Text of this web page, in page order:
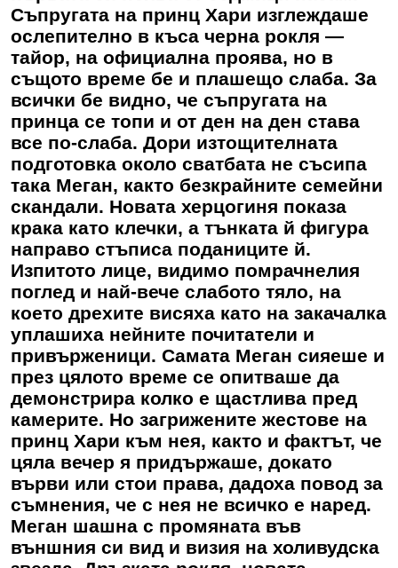
Съпругата на принц Хари изглеждаше
ослепително в къса черна рокля —
тайор, на официална проява, но в
същото време бе и плашещо слаба. За
всички бе видно, че съпругата на
принца се топи и от ден на ден става
все по-слаба. Дори изтощителната
подготовка около сватбата не съсипа
така Меган, както безкрайните семейни
скандали. Новата херцогиня показа
крака като клечки, а тънката й фигура
направо стъписа поданиците й.
Изпитото лице, видимо помрачнелия
поглед и най-вече слабото тяло, на
което дрехите висяха като на закачалка
уплашиха нейните почитатели и
привърженици. Самата Меган сияеше и
през цялото време се опитваше да
демонстрира колко е щастлива пред
камерите. Но загрижените жестове на
принц Хари към нея, както и фактът, че
цяла вечер я придържаше, докато
върви или стои права, дадоха повод за
съмнения, че с нея не всичко е наред.
Меган шашна с промяната във
външния си вид и визия на холивудска